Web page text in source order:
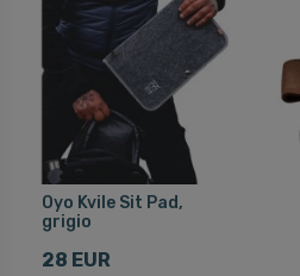
Oyo Kvile Sit Pad,
grigio
28 EUR